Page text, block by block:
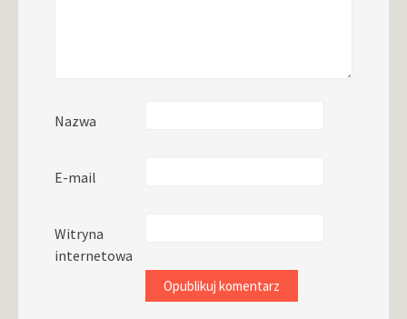
Nazwa
E-mail
Witryna
internetowa